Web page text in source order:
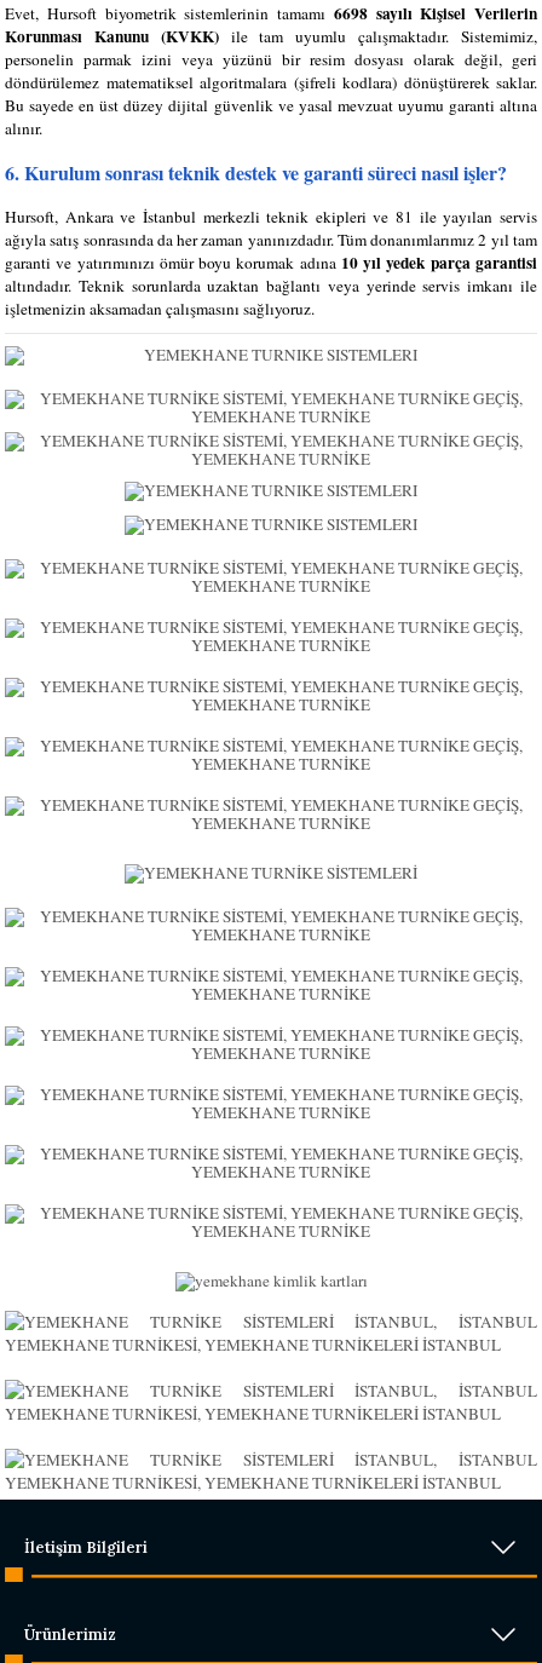
Evet, Hursoft biyometrik sistemlerinin tamamı 6698 sayılı Kişisel Verilerin
Korunması Kanunu (KVKK)ile tam uyumlu çalışmaktadır. Sistemimiz,
personelin parmak izini veya yüzünü bir resim dosyası olarak değil, geri
döndürülemez matematiksel algoritmalara (şifreli kodlara) dönüştürerek saklar.
Bu sayede en üst düzey dijital güvenlik ve yasal mevzuat uyumu garanti altına
alınır.
6. Kurulum sonrası teknik destek ve garanti süreci nasıl işler?
Hursoft, Ankara ve İstanbul merkezli teknik ekipleri ve 81 ile yayılan servis
ağıyla satış sonrasında da her zaman yanınızdadır. Tüm donanımlarımız 2 yıl tam
garanti ve yatırımınızı ömür boyu korumak adına 10 yıl yedek parça garantisi
altındadır. Teknik sorunlarda uzaktan bağlantı veya yerinde servis imkanı ile
işletmenizin aksamadan çalışmasını sağlıyoruz.
İletişim Bilgileri
Ürünlerimiz